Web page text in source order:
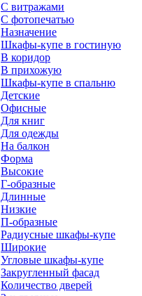
С витражами
С фотопечатью
Назначение
Шкафы-купе в гостиную
В коридор
В прихожую
Шкафы-купе в спальню
Детские
Офисные
Для книг
Для одежды
На балкон
Форма
Высокие
Г-образные
Длинные
Низкие
П-образные
Радиусные шкафы-купе
Широкие
Угловые шкафы-купе
Закругленный фасад
Количество дверей